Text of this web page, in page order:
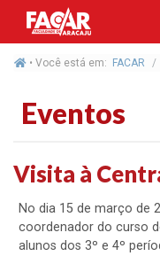
• Você está em: FACAR
Eventos
Visita à
No dia 15 de março de
coordenador do curso
alunos dos 3º e 4º